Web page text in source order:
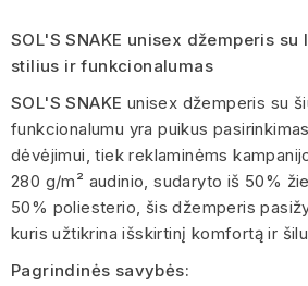
SOL'S SNAKE unisex džemperis
stilius ir funkcionalumas
SOL'S SNAKE unisex džemperis su
funkcionalumu yra puikus
dėvėjimui, tiek reklaminėms
280 g/m² audinio, sudaryto iš 50%
50% poliesterio, šis džemperis
kuris užtikrina išskirtinį komfortą ir
Pagrindinės savybės: